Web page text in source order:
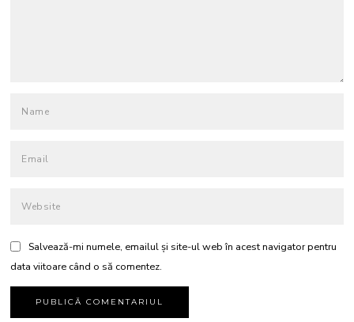
Salvează-mi numele, emailul și site-ul web în acest navigator pentru
data viitoare când o să comentez.